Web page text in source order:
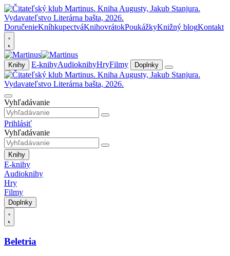
DoručenieKníhkupectváKnihovrátokPoukážkyKnižný blogKontakt
Knihy E-knihyAudioknihyHryFilmy Doplnky
Vyhľadávanie
Prihlásiť
Vyhľadávanie
Knihy
E-knihy
Audioknihy
Hry
Filmy
Doplnky
Beletria